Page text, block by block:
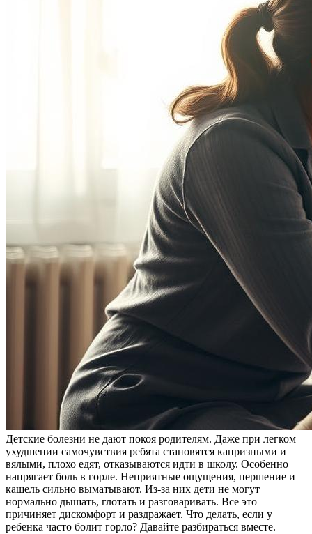
Детские болезни не дают покоя родителям. Даже при легком
ухудшении самочувствия ребята становятся капризными и
вялыми, плохо едят, отказываются идти в школу. Особенно
напрягает боль в горле. Неприятные ощущения, першение и
кашель сильно выматывают. Из-за них дети не могут
нормально дышать, глотать и разговаривать. Все это
причиняет дискомфорт и раздражает. Что делать, если у
ребенка часто болит горло? Давайте разбираться вместе.